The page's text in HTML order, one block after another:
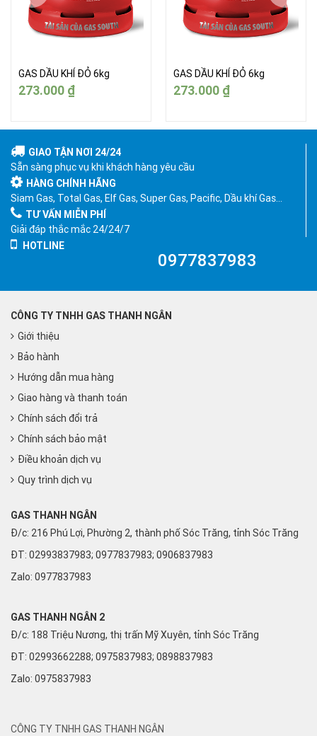
GAS DẦU KHÍ ĐỎ 6kg
273.000 ₫
GAS DẦU KHÍ ĐỎ 6kg
273.000 ₫
GIAO TẬN NƠI 24/24
Sẵn sàng phục vụ khi khách hàng yêu cầu
HÀNG CHÍNH HÃNG
Siam Gas, Total Gas, Elf Gas, Super Gas, Pacific, Dầu khí Gas…
TƯ VẤN MIỄN PHÍ
Giải đáp thắc mắc 24/24/7
HOTLINE
0977837983
CÔNG TY TNHH GAS THANH NGÂN
Giới thiệu
Bảo hành
Hướng dẫn mua hàng
Giao hàng và thanh toán
Chính sách đổi trả
Chính sách bảo mật
Điều khoản dịch vụ
Quy trình dịch vụ
GAS THANH NGÂN
Đ/c: 216 Phú Lợi, Phường 2, thành phố Sóc Trăng, tỉnh Sóc Trăng
ĐT: 02993837983; 0977837983; 0906837983
Zalo: 0977837983
GAS THANH NGÂN 2
Đ/c: 188 Triệu Nương, thị trấn Mỹ Xuyên, tỉnh Sóc Trăng
ĐT: 02993662288; 0975837983; 0898837983
Zalo: 0975837983
CÔNG TY TNHH GAS THANH NGÂN